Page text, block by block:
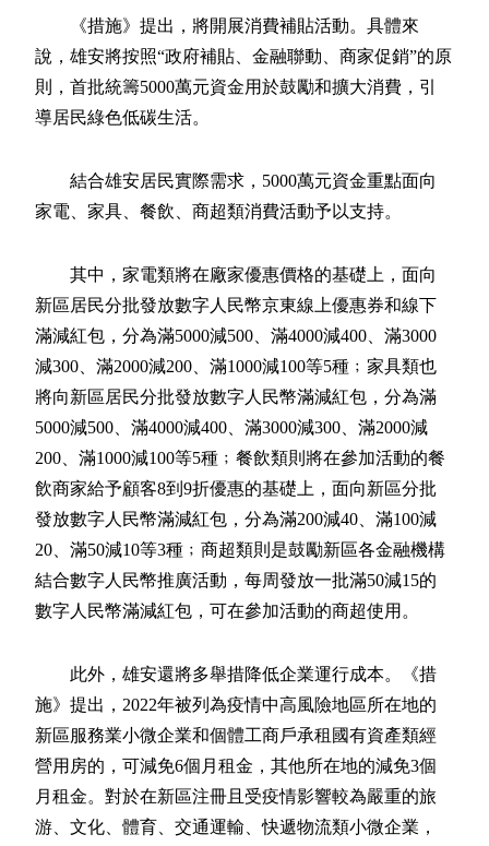
《措施》提出，將開展消費補貼活動。具體來
說，雄安將按照“政府補貼、金融聯動、商家促銷”的原
則，首批統籌5000萬元資金用於鼓勵和擴大消費，引
導居民綠色低碳生活。
結合雄安居民實際需求，5000萬元資金重點面向
家電、家具、餐飲、商超類消費活動予以支持。
其中，家電類將在廠家優惠價格的基礎上，面向
新區居民分批發放數字人民幣京東線上優惠券和線下
滿減紅包，分為滿5000減500、滿4000減400、滿3000
減300、滿2000減200、滿1000減100等5種﹔家具類也
將向新區居民分批發放數字人民幣滿減紅包，分為滿
5000減500、滿4000減400、滿3000減300、滿2000減
200、滿1000減100等5種﹔餐飲類則將在參加活動的餐
飲商家給予顧客8到9折優惠的基礎上，面向新區分批
發放數字人民幣滿減紅包，分為滿200減40、滿100減
20、滿50減10等3種﹔商超類則是鼓勵新區各金融機構
結合數字人民幣推廣活動，每周發放一批滿50減15的
數字人民幣滿減紅包，可在參加活動的商超使用。
此外，雄安還將多舉措降低企業運行成本。《措
施》提出，2022年被列為疫情中高風險地區所在地的
新區服務業小微企業和個體工商戶承租國有資產類經
營用房的，可減免6個月租金，其他所在地的減免3個
月租金。對於在新區注冊且受疫情影響較為嚴重的旅
游、文化、體育、交通運輸、快遞物流類小微企業，